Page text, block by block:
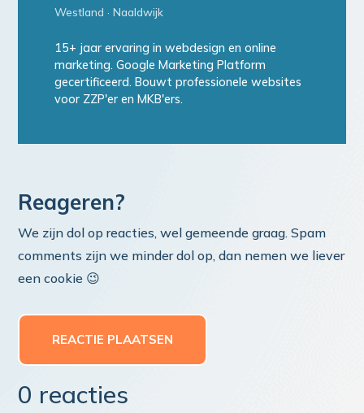
Westland · Naaldwijk
15+ jaar ervaring in webdesign en online
marketing. Google Marketing Platform
gecertificeerd. Bouwt professionele websites
voor ZZP'er en MKB'ers.
Reageren?
We zijn dol op reacties, wel gemeende graag. Spam
comments zijn we minder dol op, dan nemen we liever
een cookie 😉
REACTIE PLAATSEN
0 reacties